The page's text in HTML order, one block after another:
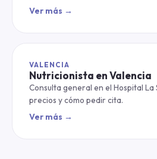
Ver más →
VALENCIA
Nutricionista en Valencia
Consulta general en el Hospital La
precios y cómo pedir cita.
Ver más →